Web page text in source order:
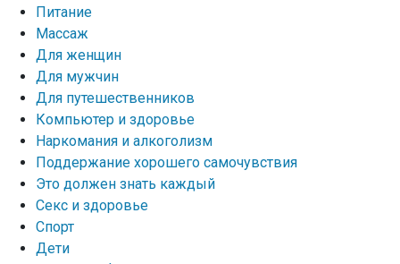
Питание
Массаж
Для женщин
Для мужчин
Для путешественников
Компьютер и здоровье
Наркомания и алкоголизм
Поддержание хорошего самочувствия
Это должен знать каждый
Секс и здоровье
Спорт
Дети